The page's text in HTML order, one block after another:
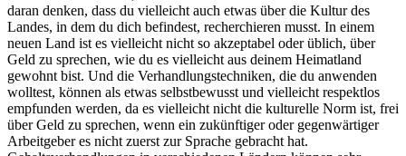
daran denken, dass du vielleicht auch etwas über die Kultur des
Landes, in dem du dich befindest, recherchieren musst. In einem
neuen Land ist es vielleicht nicht so akzeptabel oder üblich, über
Geld zu sprechen, wie du es vielleicht aus deinem Heimatland
gewohnt bist. Und die Verhandlungstechniken, die du anwenden
wolltest, können als etwas selbstbewusst und vielleicht respektlos
empfunden werden, da es vielleicht nicht die kulturelle Norm ist, frei
über Geld zu sprechen, wenn ein zukünftiger oder gegenwärtiger
Arbeitgeber es nicht zuerst zur Sprache gebracht hat.